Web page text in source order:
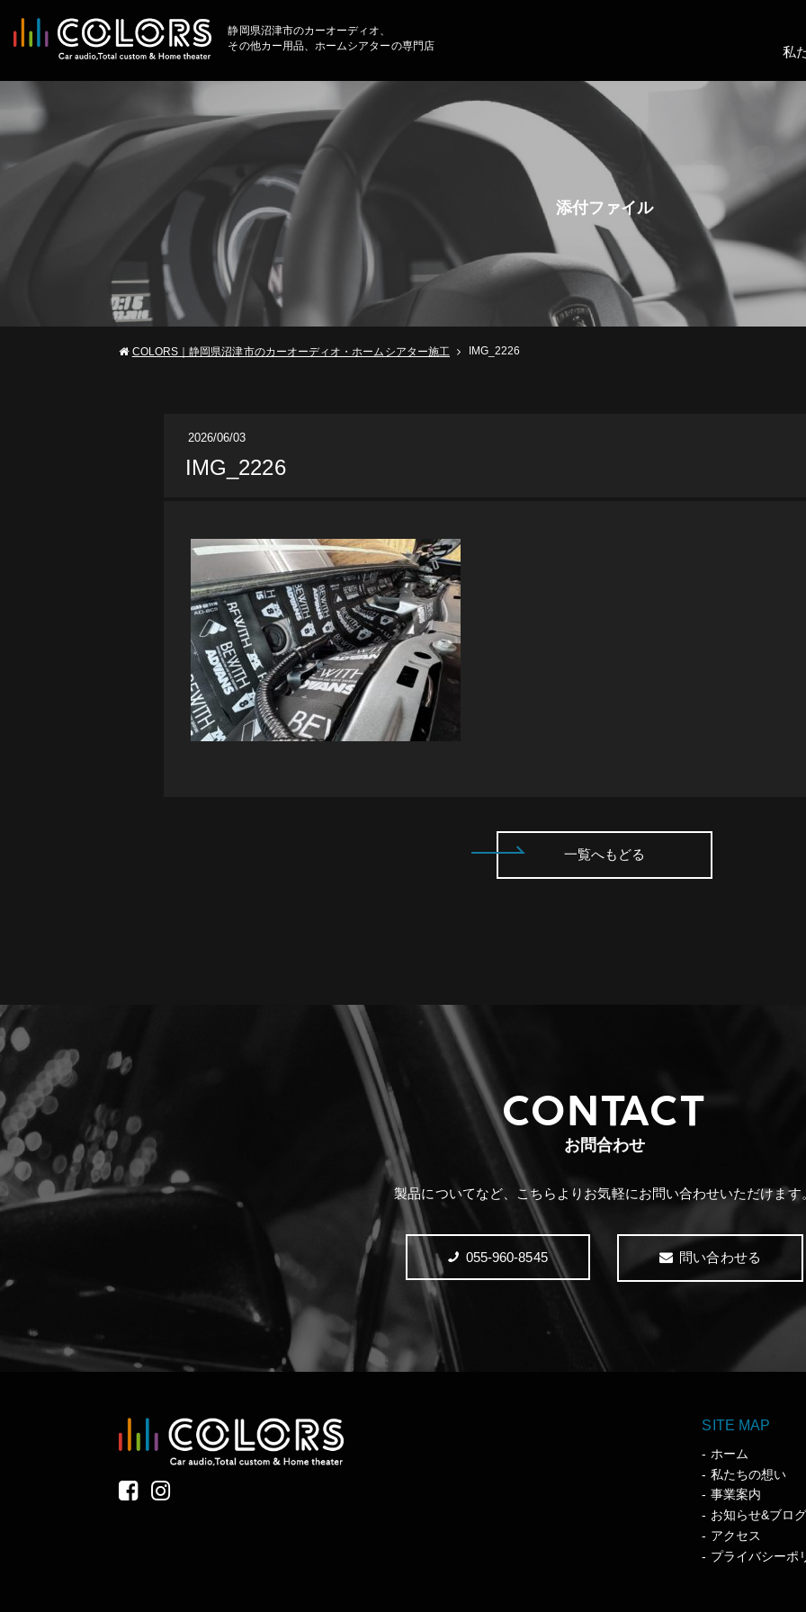
静岡県沼津市のカーオーディオ、
その他カー用品、ホームシアターの専門店
私
添付ファイル
COLORS｜静岡県沼津市のカーオーディオ・ホームシアター施工 IMG_2226
2026/06/03
IMG_2226
一覧へもどる
CONTACT
お問合わせ
製品についてなど、こちらより お気軽にお問い合わせいただけます
055-960-8545 問い合わせる
SITE MAP
ホーム
私たちの想い
事業案内
お知らせ&ブロ
アクセス
プライバシーポ